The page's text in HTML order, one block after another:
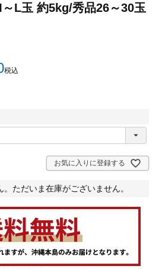
L玉 約5kg/秀品26～30玉
税込
お気に入りに登録する
ただいま在庫がございません。